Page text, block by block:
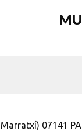
07141